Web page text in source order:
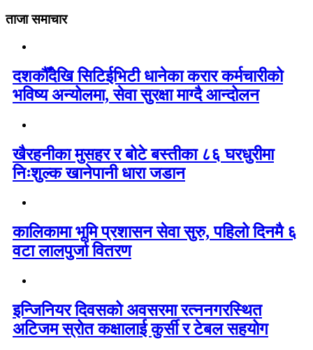
ताजा समाचार
दशकौँदेखि सिटिईभिटी धानेका करार कर्मचारीको
भविष्य अन्योलमा, सेवा सुरक्षा माग्दै आन्दोलन
खैरहनीका मुसहर र बोटे बस्तीका ८६ घरधुरीमा
निःशुल्क खानेपानी धारा जडान
कालिकामा भूमि प्रशासन सेवा सुरु, पहिलो दिनमै ६
वटा लालपुर्जा वितरण
इन्जिनियर दिवसको अवसरमा रत्ननगरस्थित
अटिजम स्रोत कक्षालाई कुर्सी र टेबल सहयोग